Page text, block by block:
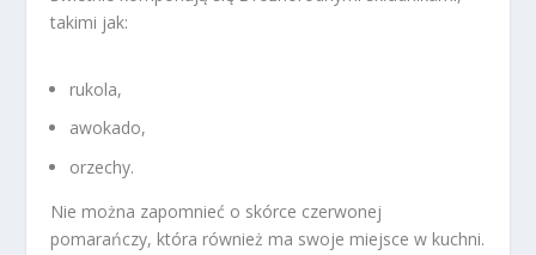
takimi jak:
rukola,
awokado,
orzechy.
Nie można zapomnieć o skórce czerwonej
pomarańczy, która również ma swoje miejsce w kuchni.